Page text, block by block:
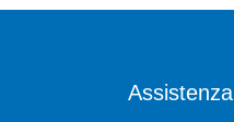
Assistenza